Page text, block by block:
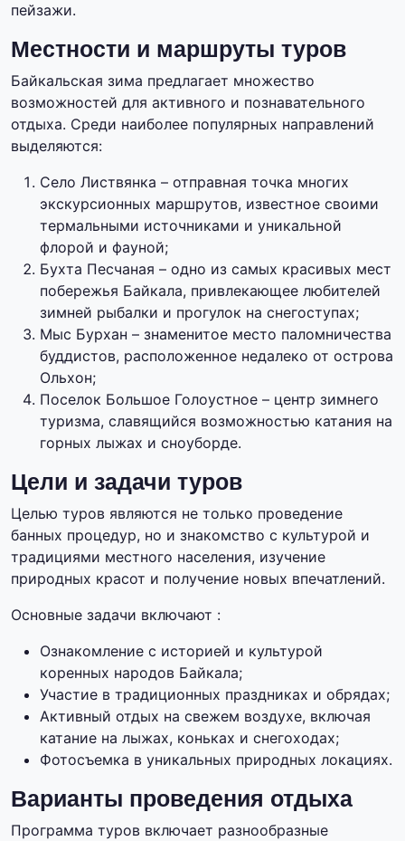
пейзажи.
Местности и маршруты туров
Байкальская зима предлагает множество
возможностей для активного и познавательного
отдыха. Среди наиболее популярных направлений
выделяются:
Село Листвянка – отправная точка многих
экскурсионных маршрутов, известное своими
термальными источниками и уникальной
флорой и фауной;
Бухта Песчаная – одно из самых красивых мест
побережья Байкала, привлекающее любителей
зимней рыбалки и прогулок на снегоступах;
Мыс Бурхан – знаменитое место паломничества
буддистов, расположенное недалеко от острова
Ольхон;
Поселок Большое Голоустное – центр зимнего
туризма, славящийся возможностью катания на
горных лыжах и сноуборде.
Цели и задачи туров
Целью туров являются не только проведение
банных процедур, но и знакомство с культурой и
традициями местного населения, изучение
природных красот и получение новых впечатлений.
Основные задачи включают :
Ознакомление с историей и культурой
коренных народов Байкала;
Участие в традиционных праздниках и обрядах;
Активный отдых на свежем воздухе, включая
катание на лыжах, коньках и снегоходах;
Фотосъемка в уникальных природных локациях.
Варианты проведения отдыха
Программа туров включает разнообразные